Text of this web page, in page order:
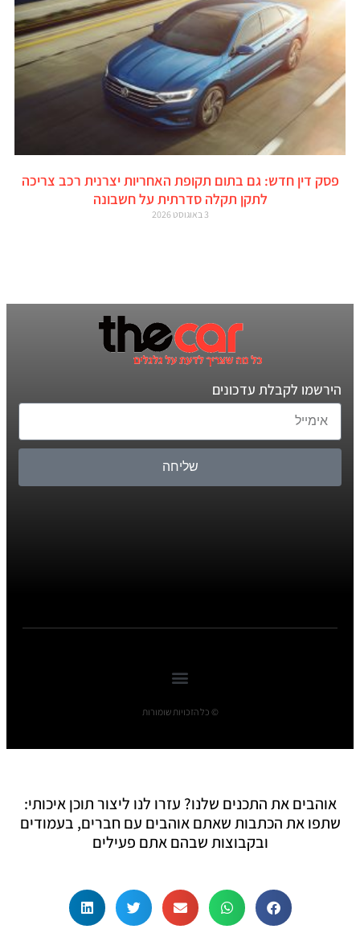
פסק דין חדש: גם בתום תקופת האחריות יצרנית רכב צריכה
לתקן תקלה סדרתית על חשבונה
3 באוגוסט 2026
הירשמו לקבלת עדכונים
שליחה
© כל הזכויות שומורות
אוהבים את התכנים שלנו? עזרו לנו ליצור תוכן איכותי:
שתפו את הכתבות שאתם אוהבים עם חברים, בעמודים
ובקבוצות שבהם אתם פעילים